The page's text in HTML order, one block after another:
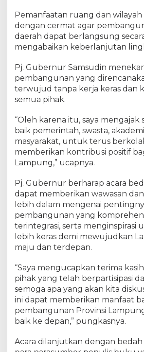
Pemanfaatan ruang dan
dengan cermat agar
daerah dapat berlangsung
mengabaikan keberlanjutan
Pj. Gubernur Samsudin
pembangunan yang
terwujud tanpa kerja keras dan
semua pihak.
“Oleh karena itu, saya
baik pemerintah, swasta,
masyarakat, untuk terus
memberikan kontribusi positif
Lampung,” ucapnya.
Pj. Gubernur berharap acara
dapat memberikan wawasan
lebih dalam mengenai
pembangunan yang
terintegrasi, serta menginspirasi
lebih keras demi mewujudkan
maju dan terdepan.
“Saya mengucapkan terima
pihak yang telah berpartisipasi
semoga apa yang akan kita
ini dapat memberikan manfaat
pembangunan Provinsi
baik ke depan,” pungkasnya.
Acara dilanjutkan dengan